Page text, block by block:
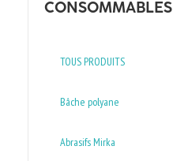
CONSOMMABLES
TOUS PRODUITS
Bâche polyane
Abrasifs Mirka